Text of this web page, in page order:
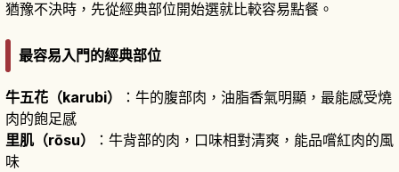
猶豫不決時，先從經典部位開始選就比較容易點餐。
最容易入門的經典部位
牛五花（karubi）
：牛的腹部肉，油脂香氣明顯，最能感受燒
肉的飽足感
里肌（rōsu）
：牛背部的肉，口味相對清爽，能品嚐紅肉的風
味